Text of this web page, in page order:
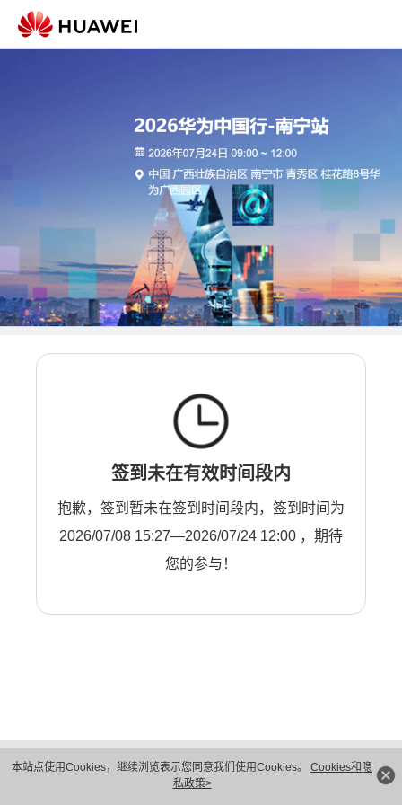
本站点使用Cookies，继续浏览表示您同意我们使用Cookies。 Cookies和隐
私政策>
签到未在有效时间段内
抱歉，签到暂未在签到时间段内，签到时间为
2026/07/08 15:27—2026/07/24 12:00 ，期待
您的参与！
隐私保护
法律声明